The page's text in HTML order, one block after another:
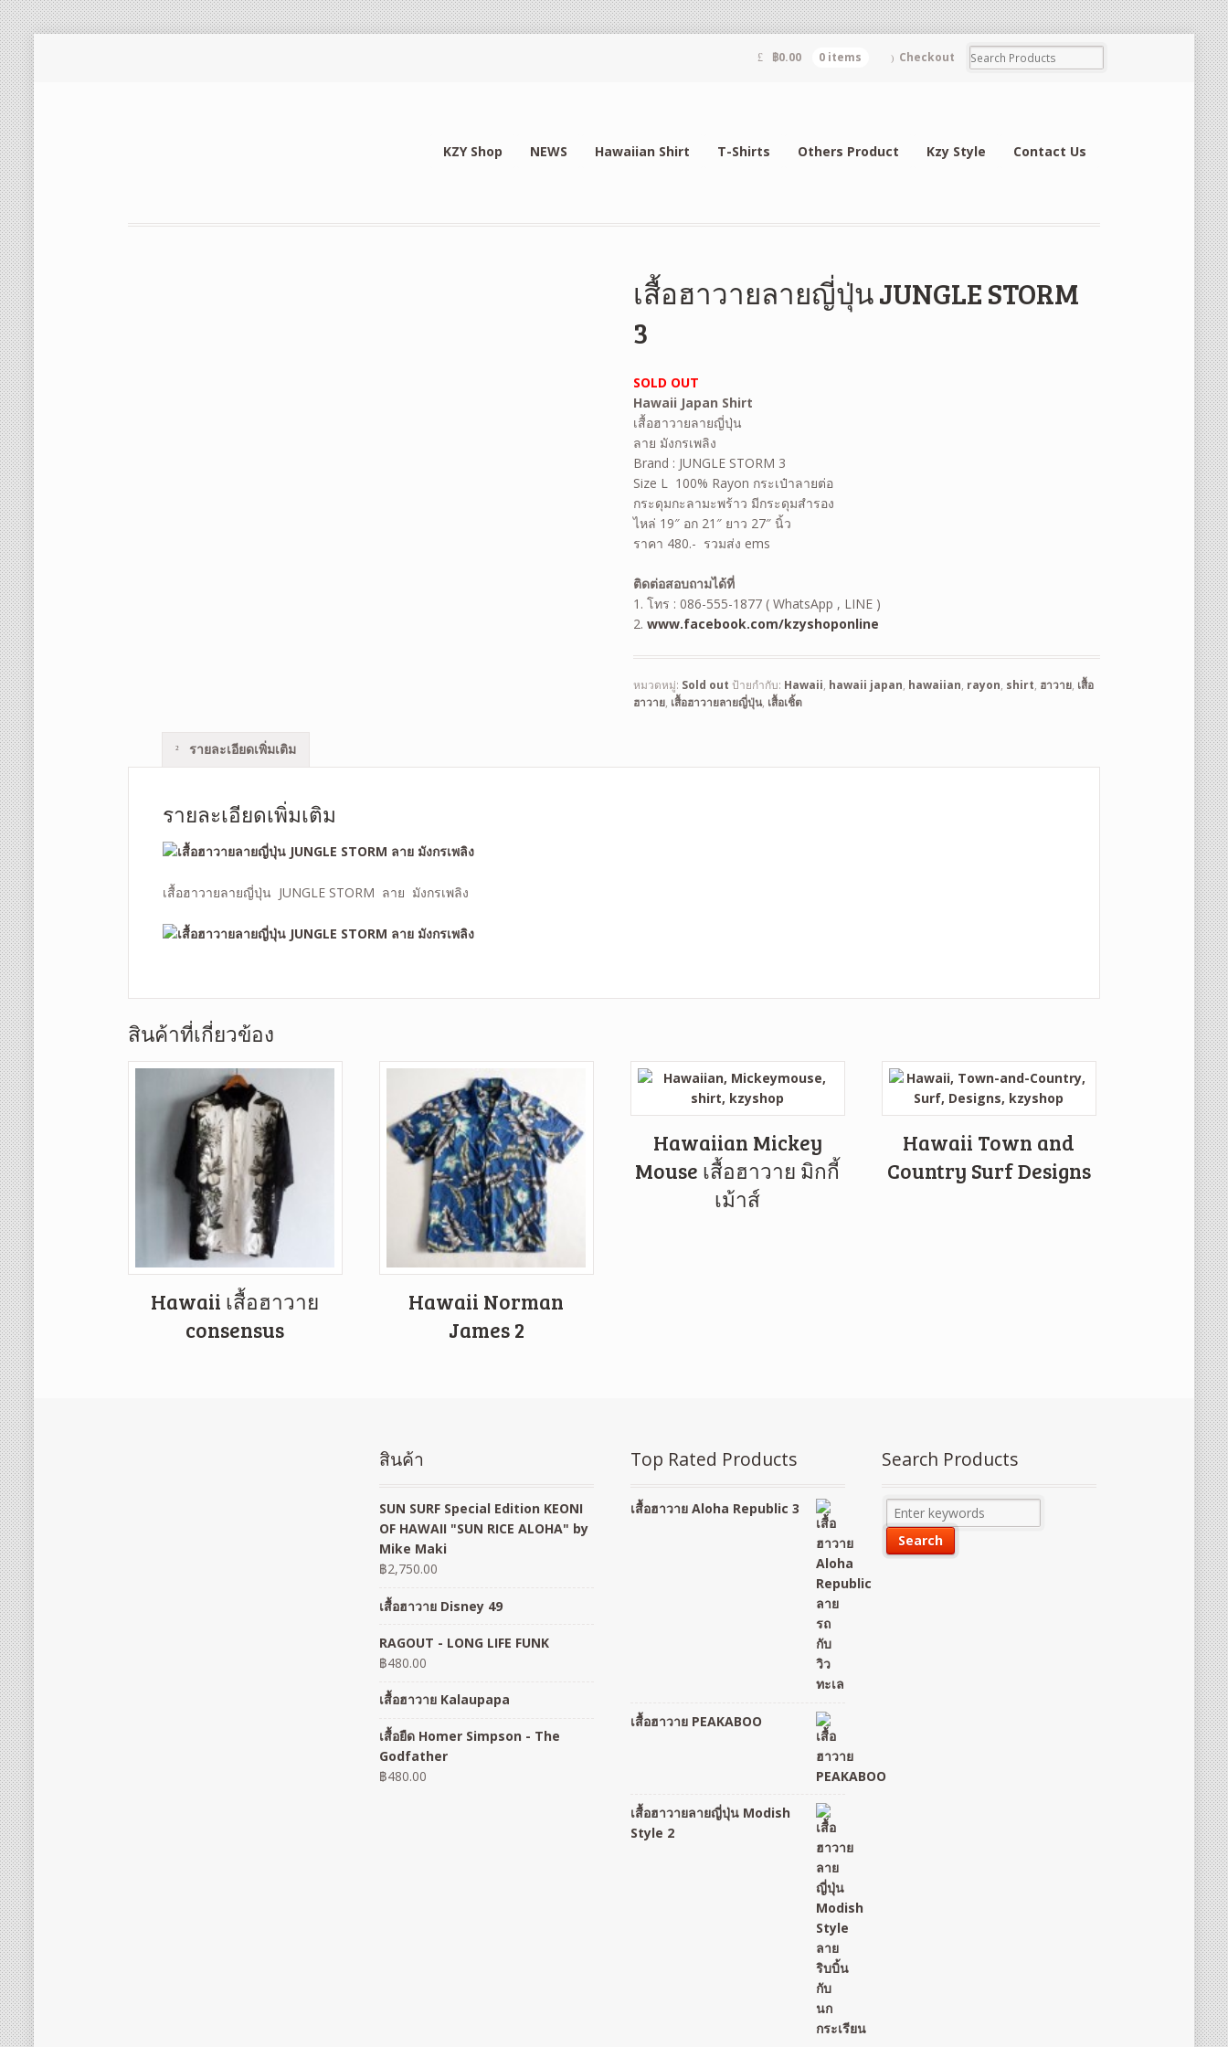
฿0.00 0 items Checkout
KZY Shop NEWS Hawaiian Shirt T-Shirts Others Product Kzy Style Contact Us
เสื้อฮาวายลายญี่ปุ่น JUNGLE STORM
3
SOLD OUT
Hawaii Japan Shirt
เสื้อฮาวายลายญี่ปุ่น
ลาย มังกรเพลิง
Brand : JUNGLE STORM 3
Size L 100% Rayon กระเป๋าลายต่อ
กระดุมกะลามะพร้าว มีกระดุมสำรอง
ไหล่ 19″ อก 21″ ยาว 27″ นิ้ว
ราคา 480.- รวมส่ง ems
ติดต่อสอบถามได้ที่
1. โทร : 086-555-1877 ( WhatsApp , LINE )
2.www.facebook.com/kzyshoponline
หมวดหมู่: Sold out ป้ายกำกับ: Hawaii, hawaii japan, hawaiian, rayon, shirt, ฮาวาย, เสื้อ
ฮาวาย, เสื้อฮาวายลายญี่ปุ่น, เสื้อเชิ้ต
รายละเอียดเพิ่มเติม
รายละเอียดเพิ่มเติม
เสื้อฮาวายลายญี่ปุ่น JUNGLE STORM ลาย มังกรเพลิง
สินค้าที่เกี่ยวข้อง
Hawaii เสื้อฮาวาย
consensus
Hawaii Norman
James 2
Hawaiian Mickey
Mouse เสื้อฮาวาย มิกกี้
เม้าส์
Hawaii Town and
Country Surf Designs
สินค้า
SUN SURF Special Edition KEONI
OF HAWAII "SUN RICE ALOHA" by
Mike Maki
฿2,750.00
เสื้อฮาวาย Disney 49
RAGOUT - LONG LIFE FUNK
฿480.00
เสื้อฮาวาย Kalaupapa
เสื้อยืด Homer Simpson - The
Godfather
฿480.00
Top Rated Products
เสื้อฮาวาย Aloha Republic 3
เสื้อฮาวาย PEAKABOO
เสื้อฮาวายลายญี่ปุ่น Modish
Style 2
Search Products